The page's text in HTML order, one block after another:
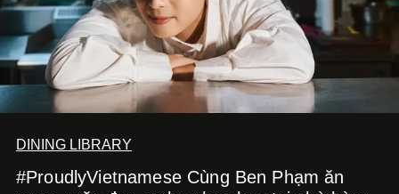
DINING LIBRARY
#ProudlyVietnamese Cùng Ben Phạm ăn